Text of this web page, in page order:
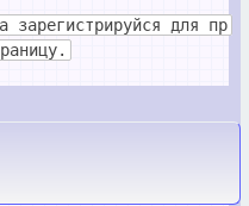
зарегистрируйся для пр